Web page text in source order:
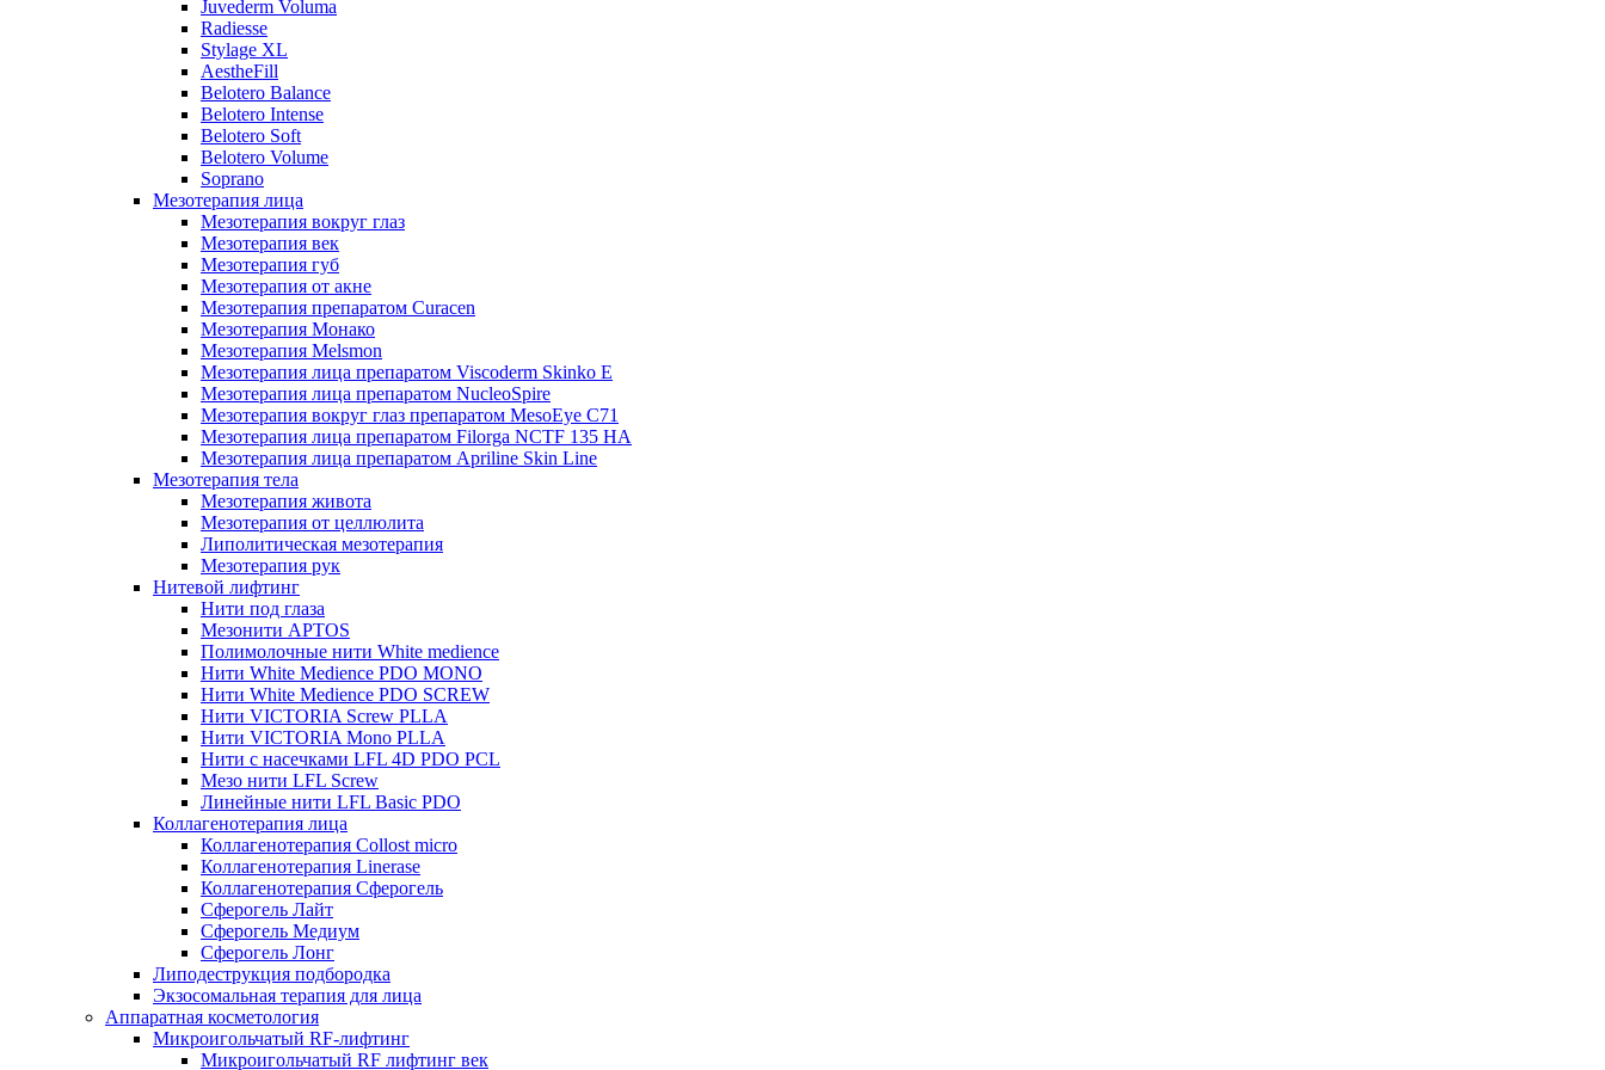
Juvederm Voluma
Radiesse
Stylage XL
AestheFill
Belotero Balance
Belotero Intense
Belotero Soft
Belotero Volume
Soprano
Мезотерапия лица
Мезотерапия вокруг глаз
Мезотерапия век
Мезотерапия губ
Мезотерапия от акне
Мезотерапия препаратом Curacen
Мезотерапия Монако
Мезотерапия Melsmon
Мезотерапия лица препаратом Viscoderm Skinko E
Мезотерапия лица препаратом NucleoSpire
Мезотерапия вокруг глаз препаратом MesoEye С71
Мезотерапия лица препаратом Filorga NCTF 135 HA
Мезотерапия лица препаратом Apriline Skin Line
Мезотерапия тела
Мезотерапия живота
Мезотерапия от целлюлита
Липолитическая мезотерапия
Мезотерапия рук
Нитевой лифтинг
Нити под глаза
Мезонити APTOS
Полимолочные нити White medience
Нити White Medience PDO MONO
Нити White Medience PDO SCREW
Нити VICTORIA Screw PLLA
Нити VICTORIA Mono PLLA
Нити с насечками LFL 4D PDO PCL
Мезо нити LFL Screw
Линейные нити LFL Basic PDO
Коллагенотерапия лица
Коллагенотерапия Collost micro
Коллагенотерапия Linerase
Коллагенотерапия Сферогель
Сферогель Лайт
Сферогель Медиум
Сферогель Лонг
Липодеструкция подбородка
Экзосомальная терапия для лица
Аппаратная косметология
Микроигольчатый RF-лифтинг
Микроигольчатый RF лифтинг век